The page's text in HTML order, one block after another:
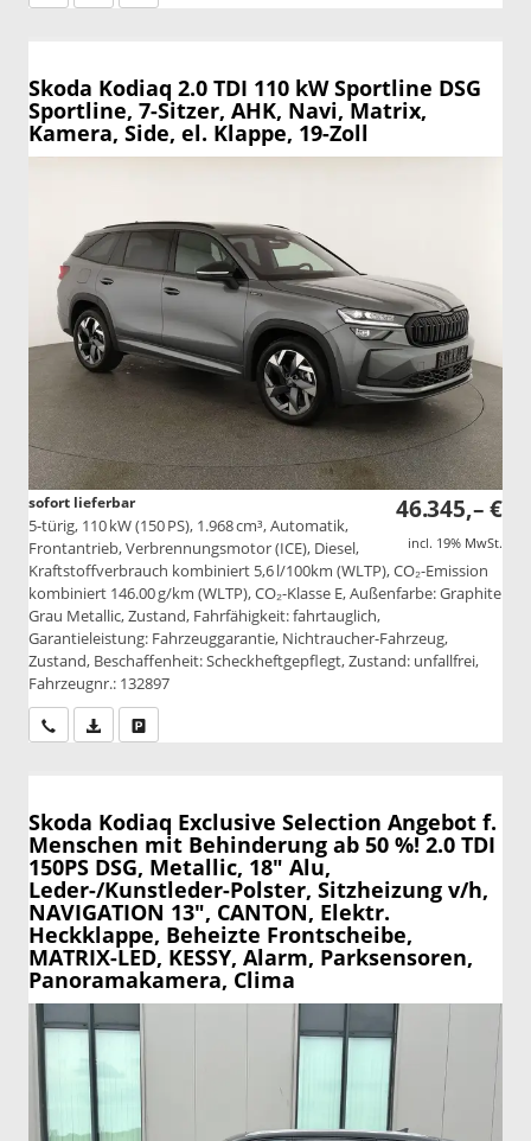
Skoda Kodiaq 2.0 TDI 110 kW Sportline DSG
Sportline, 7-Sitzer, AHK, Navi, Matrix,
Kamera, Side, el. Klappe, 19-Zoll
46.345,– €
incl. 19% MwSt.
sofort lieferbar
5-türig, 110 kW (150 PS), 1.968 cm³, Automatik,
Frontantrieb, Verbrennungsmotor (ICE), Diesel,
Kraftstoffverbrauch kombiniert 5,6 l/100km (WLTP), CO₂-Emission
kombiniert 146.00 g/km (WLTP), CO₂-Klasse E, Außenfarbe: Graphite
Grau Metallic, Zustand, Fahrfähigkeit: fahrtauglich,
Garantieleistung: Fahrzeuggarantie, Nichtraucher-Fahrzeug,
Zustand, Beschaffenheit: Scheckheftgepflegt, Zustand: unfallfrei,
Fahrzeugnr.: 132897
Wir rufen Sie anPDF-Datei, Fahrzeugexposé drucken
Skoda Kodiaq Exclusive Selection Angebot f.
Menschen mit Behinderung ab 50 %! 2.0 TDI
150PS DSG, Metallic, 18" Alu,
Leder-/Kunstleder-Polster, Sitzheizung v/h,
NAVIGATION 13", CANTON, Elektr.
Heckklappe, Beheizte Frontscheibe,
MATRIX-LED, KESSY, Alarm, Parksensoren,
Panoramakamera, Clima